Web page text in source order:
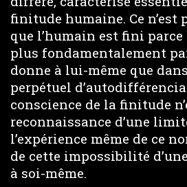
finitude humaine. Ce n’est
que l’humain est fini
plus fondamentalement
donne à lui-même que
perpétuel
conscience de la finitude
reconnaissance d’une
l’expérience même de ce
de cette impossibilité
à soi-même.